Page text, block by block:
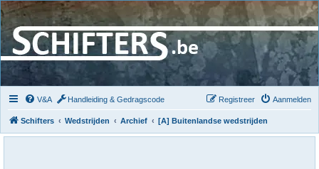
V&A Handleiding & Gedragscode Aanmelden
Registreer
Schifters Wedstrijden Archief [A] Buitenlandse wedstrijden